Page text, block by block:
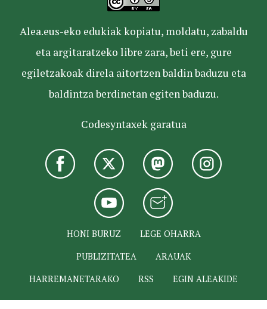
Alea.eus-eko edukiak kopiatu, moldatu, zabaldu
eta argitaratzeko libre zara, beti ere, gure
egiletzakoak direla aitortzen baldin baduzu eta
baldintza berdinetan egiten baduzu.
Codesyntaxek garatua
HONI BURUZ
LEGE OHARRA
PUBLIZITATEA
ARAUAK
HARREMANETARAKO
RSS EGIN ALEAKIDE